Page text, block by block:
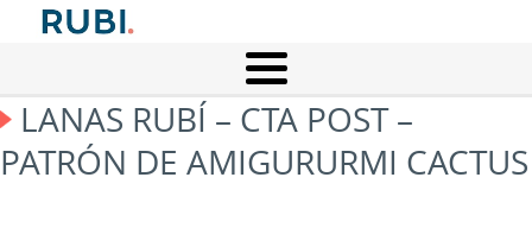
LANAS RUBÍ – CTA POST –
PATRÓN DE AMIGURURMI CACTUS